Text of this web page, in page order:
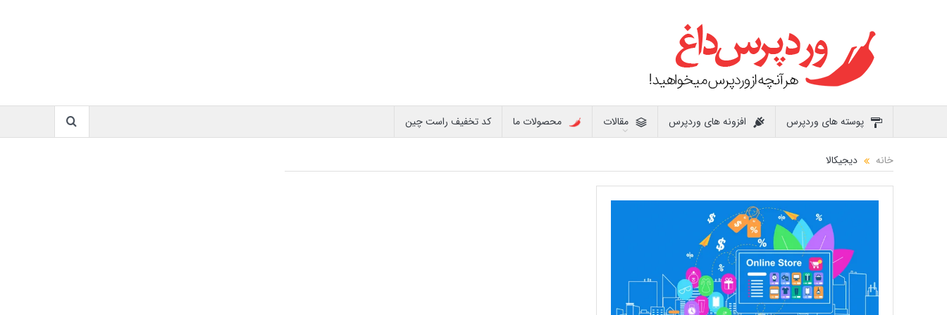
پوسته های وردپرس افزونه های وردپرس مقالات محصولات ما کد تخفیف راست چین
خانه دیجیکالا